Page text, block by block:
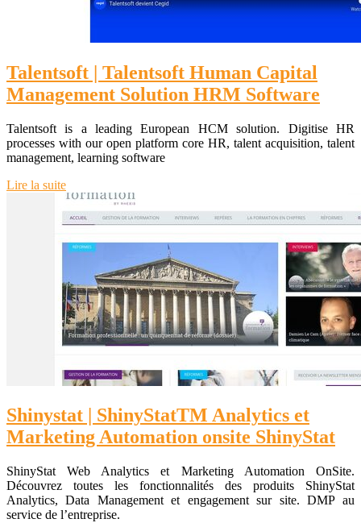
Talentsoft | Talentsoft Human Capital
Management Solution HRM Software
Talentsoft is a leading European HCM solution. Digitise HR
processes with our open platform core HR, talent acquisition, talent
management, learning software
Lire la suite
Shinystat | ShinyStatTM Analytics et
Marketing Automation onsite ShinyStat
ShinyStat Web Analytics et Marketing Automation OnSite.
Découvrez toutes les fonctionnalités des produits ShinyStat
Analytics, Data Management et engagement sur site. DMP au
service de l’entreprise.